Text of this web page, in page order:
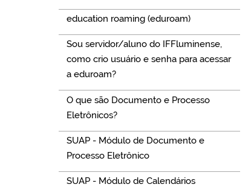
education roaming (eduroam)
Sou servidor/aluno do IFFluminense,
como crio usuário e senha para acessar
a eduroam?
O que são Documento e Processo
Eletrônicos?
SUAP - Módulo de Documento e
Processo Eletrônico
SUAP - Módulo de Calendários